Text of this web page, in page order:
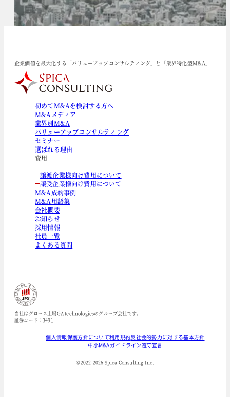
企業価値を最大化する「バリューアップコンサルティング」と「業界特化型M&A」
初めてM&Aを検討する方へ
M&Aメディア
業界別M&A
バリューアップコンサルティング
セミナー
選ばれる理由
費用
譲渡企業様向け費用について
譲受企業様向け費用について
M&A成約事例
M&A用語集
会社概要
お知らせ
採用情報
社員一覧
よくある質問
当社はグロース上場GA technologiesのグループ会社です。
証券コード：3491
個人情報保護方針について利用規約反社会的勢力に対する基本方針
中小M&Aガイドライン遵守宣言
© 2022-2026 Spica Consulting Inc.